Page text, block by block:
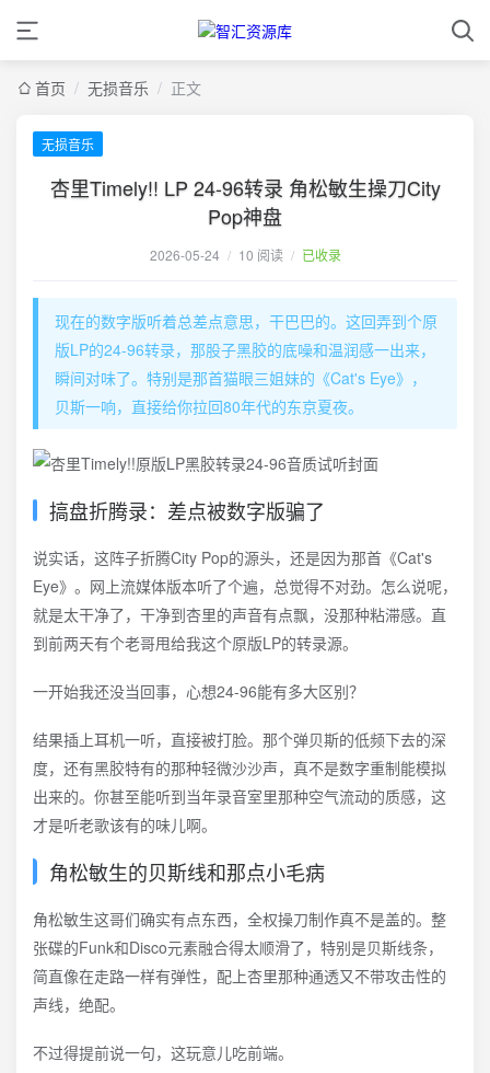
首页 / 无损音乐 / 正文
无损音乐
杏里Timely!! LP 24-96转录 角松敏生操刀City
Pop神盘
2026-05-24 / 10 阅读 / 已收录
现在的数字版听着总差点意思，干巴巴的。这回弄到个原
版LP的24-96转录，那股子黑胶的底噪和温润感一出来，
瞬间对味了。特别是那首猫眼三姐妹的《Cat's Eye》，
贝斯一响，直接给你拉回80年代的东京夏夜。
搞盘折腾录：差点被数字版骗了
说实话，这阵子折腾City Pop的源头，还是因为那首《Cat's
Eye》。网上流媒体版本听了个遍，总觉得不对劲。怎么说呢，
就是太干净了，干净到杏里的声音有点飘，没那种粘滞感。直
到前两天有个老哥甩给我这个原版LP的转录源。
一开始我还没当回事，心想24-96能有多大区别？
结果插上耳机一听，直接被打脸。那个弹贝斯的低频下去的深
度，还有黑胶特有的那种轻微沙沙声，真不是数字重制能模拟
出来的。你甚至能听到当年录音室里那种空气流动的质感，这
才是听老歌该有的味儿啊。
角松敏生的贝斯线和那点小毛病
角松敏生这哥们确实有点东西，全权操刀制作真不是盖的。整
张碟的Funk和Disco元素融合得太顺滑了，特别是贝斯线条，
简直像在走路一样有弹性，配上杏里那种通透又不带攻击性的
声线，绝配。
不过得提前说一句，这玩意儿吃前端。